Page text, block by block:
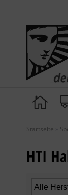
Startseite
HTI